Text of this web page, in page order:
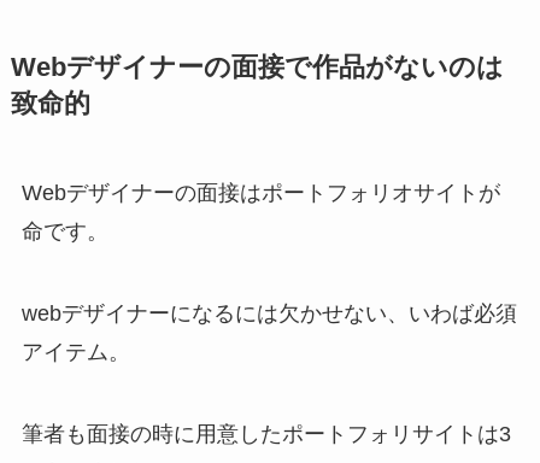
Webデザイナーの面接で作品がないのは
致命的
Webデザイナーの面接はポートフォリオサイトが
命です。
webデザイナーになるには欠かせない、いわば必須
アイテム。
筆者も面接の時に用意したポートフォリサイトは3